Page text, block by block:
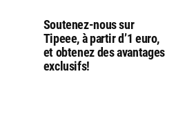
Soutenez-nous sur
Tipeee, à partir d’1 euro,
et obtenez des avantages
exclusifs!